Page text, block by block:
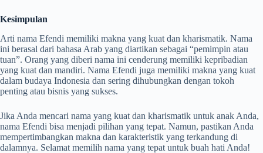
Kesimpulan
Arti nama Efendi memiliki makna yang kuat dan kharismatik. Nama
ini berasal dari bahasa Arab yang diartikan sebagai “pemimpin atau
tuan”. Orang yang diberi nama ini cenderung memiliki kepribadian
yang kuat dan mandiri. Nama Efendi juga memiliki makna yang kuat
dalam budaya Indonesia dan sering dihubungkan dengan tokoh
penting atau bisnis yang sukses.
Jika Anda mencari nama yang kuat dan kharismatik untuk anak Anda,
nama Efendi bisa menjadi pilihan yang tepat. Namun, pastikan Anda
mempertimbangkan makna dan karakteristik yang terkandung di
dalamnya. Selamat memilih nama yang tepat untuk buah hati Anda!